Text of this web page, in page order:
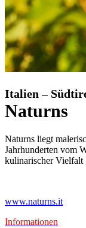
Italien –
Naturns
Naturns liegt
Jahrhunderten vom
kulinarischer Vielfalt
www.naturns.it
Informationen